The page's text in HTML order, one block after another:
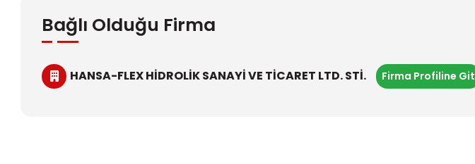
Bağlı Olduğu Firma
HANSA-FLEX HİDROLİK SANAYİ VE TİCARET LTD. STİ. Firma Profiline Git